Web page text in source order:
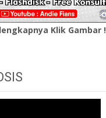
Klik Gambar !